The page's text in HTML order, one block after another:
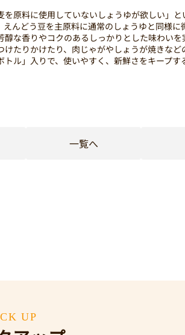
を原料に使用していないしょうゆが欲しい」
んどう豆を主原料に通常のしょうゆと同様
な香りやコクのあるしっかりとした味わい
たりかけたり、肉じゃがやしょうが焼きな
ル」入りで、使いやすく、新鮮さをキープす
一覧へ
UP